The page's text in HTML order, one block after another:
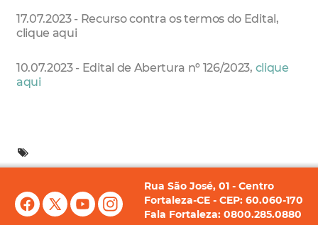
17.07.2023 - Recurso contra os termos do Edital,
clique aqui
10.07.2023 - Edital de Abertura nº 126/2023, clique
aqui
Rua São José, 01 - Centro
Fortaleza-CE - CEP: 60.060-170
Fala Fortaleza: 0800.285.0880